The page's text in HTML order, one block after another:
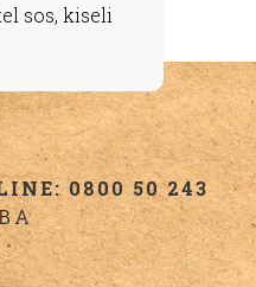
sos, kiseli
0800 50 243